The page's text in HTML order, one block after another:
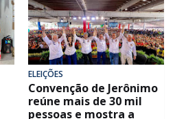
ELEIÇÕES
Convenção de Jerônimo
reúne mais de 30 mil
pessoas e mostra a